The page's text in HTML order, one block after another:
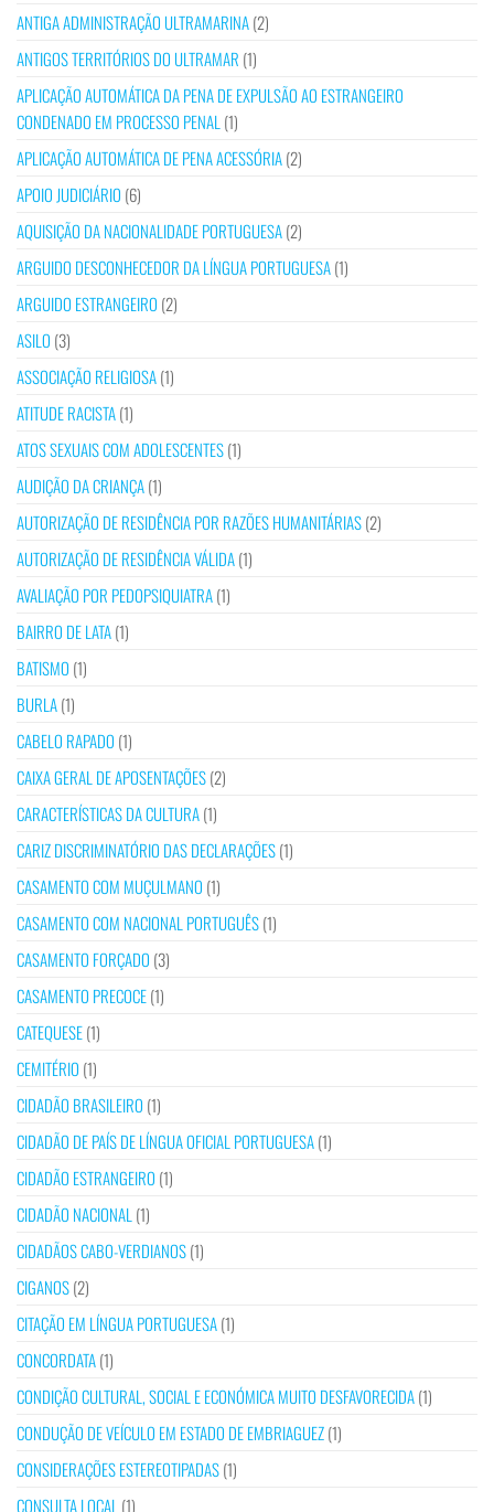
ANTIGA ADMINISTRAÇÃO ULTRAMARINA(2)
ANTIGOS TERRITÓRIOS DO ULTRAMAR (1)
APLICAÇÃO AUTOMÁTICA DA PENA DE EXPULSÃO AO ESTRANGEIRO
CONDENADO EM PROCESSO PENAL (1)
APLICAÇÃO AUTOMÁTICA DE PENA ACESSÓRIA(2)
APOIO JUDICIÁRIO (6)
AQUISIÇÃO DA NACIONALIDADE PORTUGUESA(2)
ARGUIDO DESCONHECEDOR DA LÍNGUA PORTUGUESA(1)
ARGUIDO ESTRANGEIRO (2)
ASILO (3)
ASSOCIAÇÃO RELIGIOSA(1)
ATITUDE RACISTA(1)
ATOS SEXUAIS COM ADOLESCENTES(1)
AUDIÇÃO DA CRIANÇA(1)
AUTORIZAÇÃO DE RESIDÊNCIA POR RAZÕES HUMANITÁRIAS(2)
AUTORIZAÇÃO DE RESIDÊNCIA VÁLIDA(1)
AVALIAÇÃO POR PEDOPSIQUIATRA(1)
BAIRRO DE LATA(1)
BATISMO (1)
BURLA(1)
CABELO RAPADO (1)
CAIXA GERAL DE APOSENTAÇÕES(2)
CARACTERÍSTICAS DA CULTURA(1)
CARIZ DISCRIMINATÓRIO DAS DECLARAÇÕES(1)
CASAMENTO COM MUÇULMANO (1)
CASAMENTO COM NACIONAL PORTUGUÊS(1)
CASAMENTO FORÇADO (3)
CASAMENTO PRECOCE(1)
CATEQUESE(1)
CEMITÉRIO (1)
CIDADÃO BRASILEIRO (1)
CIDADÃO DE PAÍS DE LÍNGUA OFICIAL PORTUGUESA(1)
CIDADÃO ESTRANGEIRO (1)
CIDADÃO NACIONAL (1)
CIDADÃOS CABO-VERDIANOS(1)
CIGANOS(2)
CITAÇÃO EM LÍNGUA PORTUGUESA(1)
CONCORDATA(1)
CONDIÇÃO CULTURAL, SOCIAL E ECONÓMICA MUITO DESFAVORECIDA(1)
CONDUÇÃO DE VEÍCULO EM ESTADO DE EMBRIAGUEZ(1)
CONSIDERAÇÕES ESTEREOTIPADAS(1)
CONSULTA LOCAL (1)